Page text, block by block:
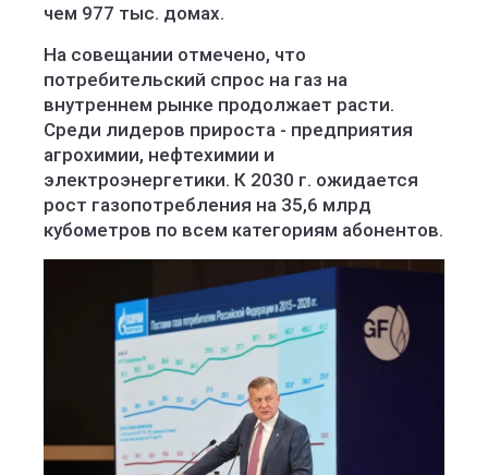
чем 977 тыс. домах.
На совещании отмечено, что
потребительский спрос на газ на
внутреннем рынке продолжает расти.
Среди лидеров прироста - предприятия
агрохимии, нефтехимии и
электроэнергетики. К 2030 г. ожидается
рост газопотребления на 35,6 млрд
кубометров по всем категориям абонентов.